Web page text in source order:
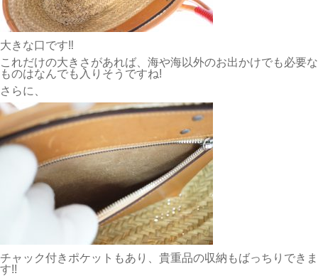
大きな口です‼
これだけの大きさがあれば、海や海以外のお出かけでも必要な
ものはなんでも入りそうですね!
さらに、
チャック付きポケットもあり、貴重品の収納もばっちりできま
す!!